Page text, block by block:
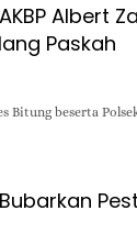
Albert
Paskah
Bitung beserta